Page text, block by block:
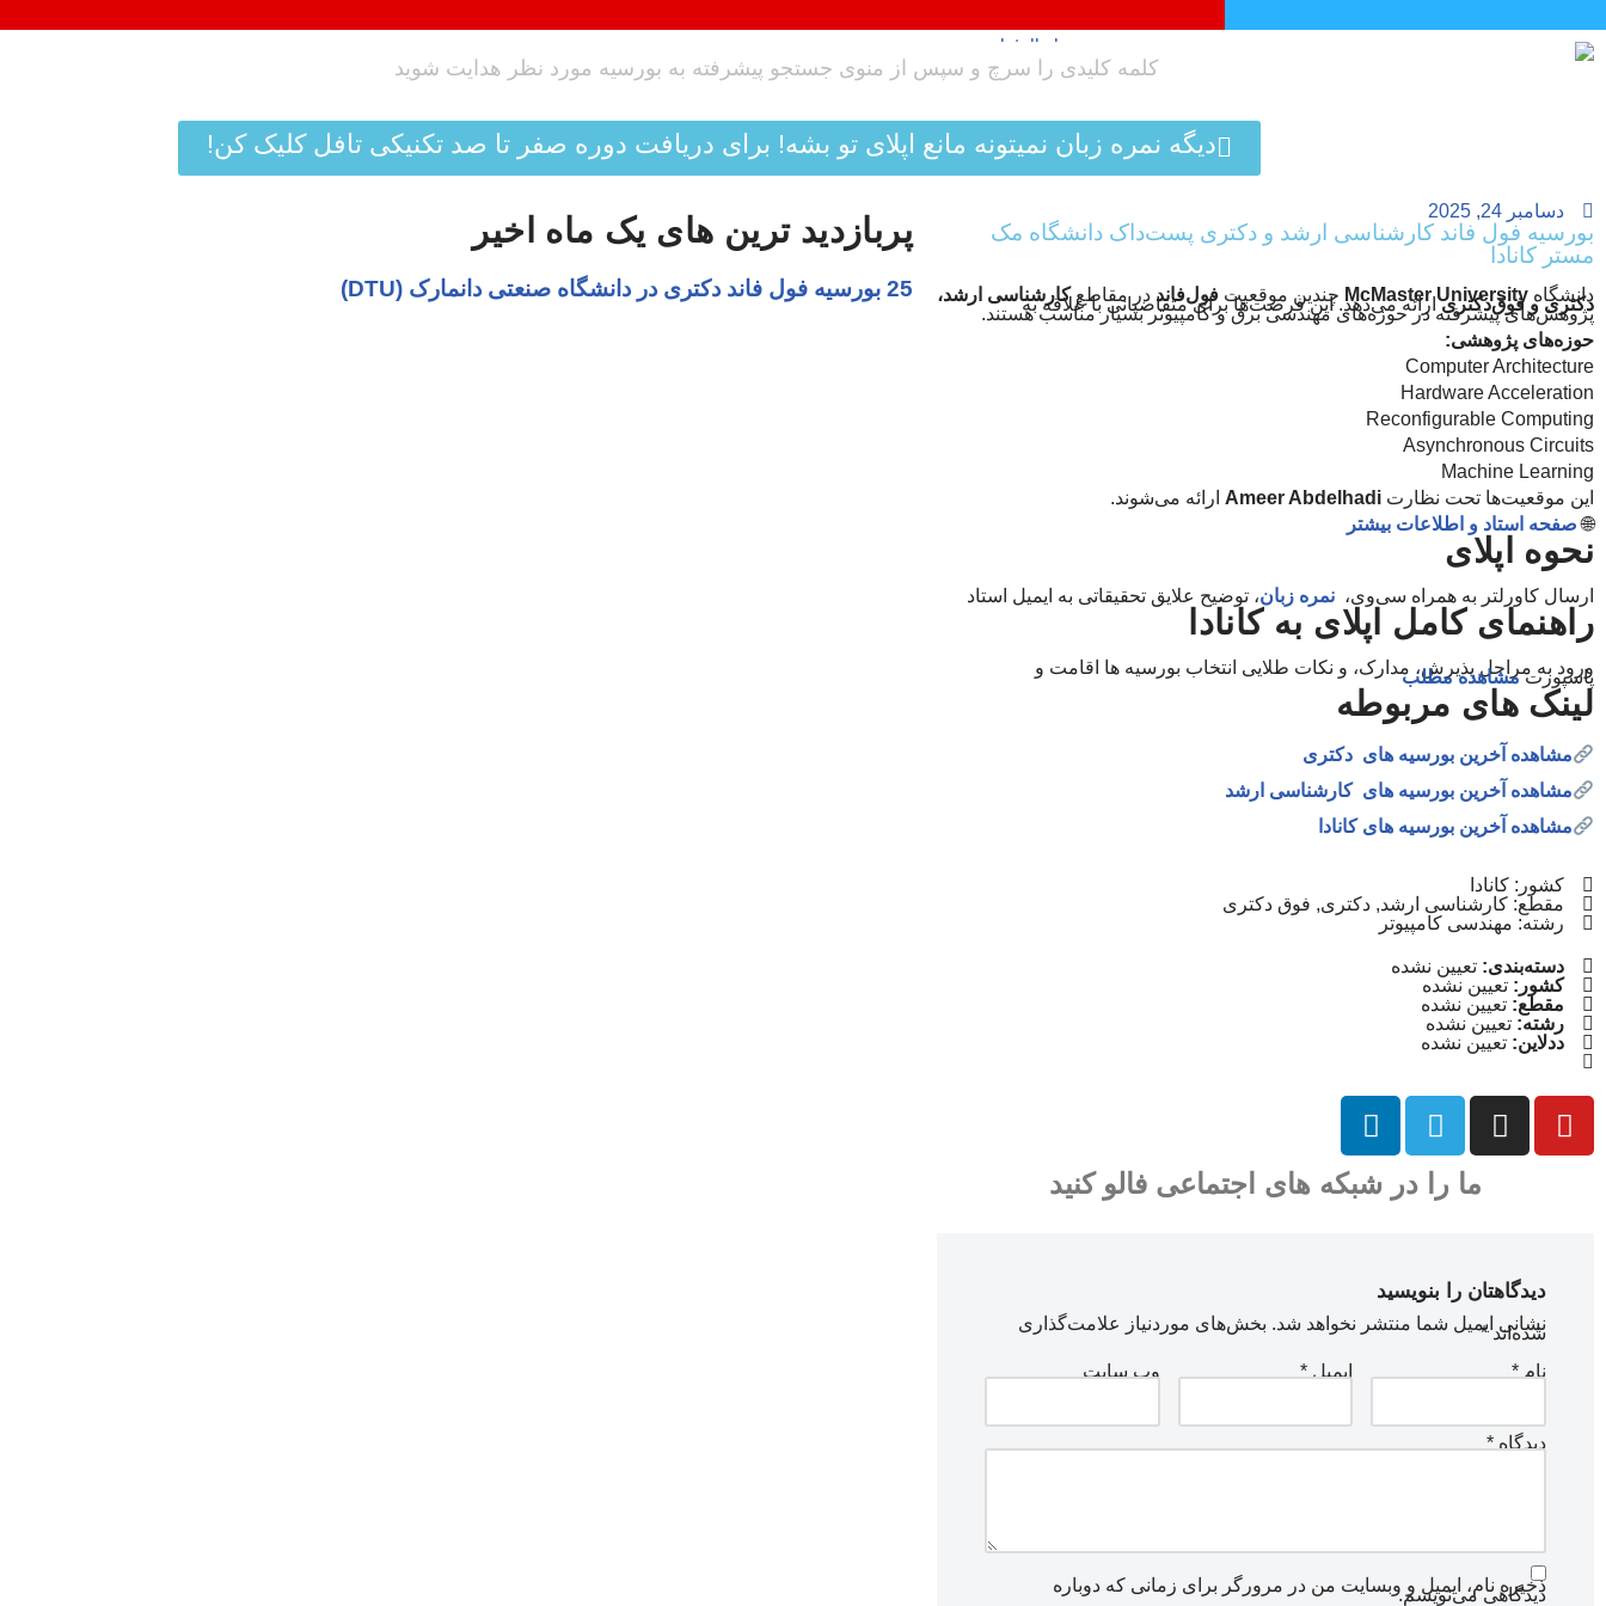
پرش
به
دیگه نمره زبان نمیتونه مانع اپلای تو بشه! برای دریافت دوره صفر تا صد تکنیکی تافل کلیک کن!
دسامبر 24, 2025
بورسیه فول فاند کارشناسی ارشد و دکتری پست‌داک دانشگاه مک
مستر کانادا
دانشگاه McMaster University چندین موقعیت فول‌فاند در مقاطعکارشناسی ارشد، دکتری و فوق‌دکتریارائه می‌دهد. این فرصت‌ها برای متقاضیانی با علاقه به
پژوهش‌های پیشرفته در حوزه‌های مهندسی برق و کامپیوتر بسیار مناسب هستند.
حوزه‌های پژوهشی:
Computer Architecture
Hardware Acceleration
Reconfigurable Computing
Asynchronous Circuits
Machine Learning
این موقعیت‌ها تحت نظارت Ameer Abdelhadi ارائه می‌شوند.
🌐 صفحه استاد و اطلاعات بیشتر
نحوه اپلای
ارسال کاورلتر به همراه سی‌وی، نمره زبان، توضیح علایق تحقیقاتی به ایمیل استاد
راهنمای کامل اپلای به کانادا
ورود به مراحل پذیرش، مدارک، و نکات طلایی انتخاب بورسیه ها اقامت و
پاسپورتمشاهده مطلب
لینک های مربوطه
مشاهده آخرین بورسیه های دکتری
مشاهده آخرین بورسیه های کارشناسی ارشد
مشاهده آخرین بورسیه های کانادا
کشور: کانادا
مقطع: کارشناسی ارشد, دکتری, فوق دکتری
رشته: مهندسی کامپیوتر
دسته‌بندی: تعیین نشده
کشور: تعیین نشده
مقطع: تعیین نشده
رشته: تعیین نشده
ددلاین: تعیین نشده
ما را در شبکه های اجتماعی فالو کنید
دیدگاهتان را بنویسید
نشانی ایمیل شما منتشر نخواهد شد. بخش‌های موردنیاز علامت‌گذاری شده‌اند*
نام * ایمیل * وب‌ سایت
دیدگاه *
ذخیره نام، ایمیل و وبسایت من در مرورگر برای زمانی که دوباره
دیدگاهی می‌نویسم.
پربازدید ترین های یک ماه اخیر